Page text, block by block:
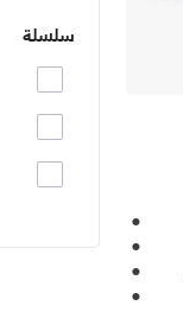
سلسلة